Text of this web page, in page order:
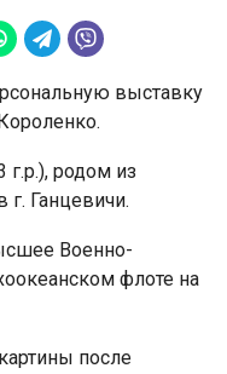
выставку
г.р.), родом из
Ганцевичи.
Военно-
флоте на
после